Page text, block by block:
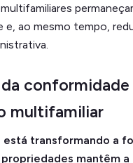
e, ao mesmo tempo,
conformidade
multifamiliar
transformando a
mantêm